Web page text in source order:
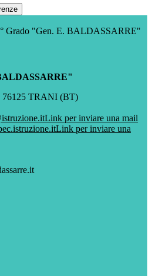
Grado "Gen. E. BALDASSARRE"
TRANI (BT)
Link per inviare una mail
Link per inviare una